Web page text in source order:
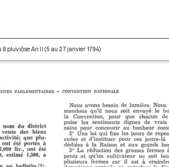
8 pluviôse An II (5 au 27 janvier 1794)